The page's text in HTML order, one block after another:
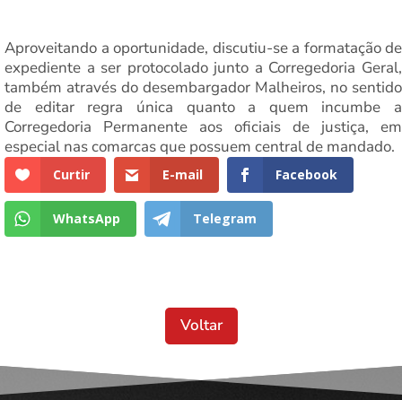
Aproveitando a oportunidade, discutiu-se a formatação de
expediente a ser protocolado junto a Corregedoria Geral,
também através do desembargador Malheiros, no sentido
de editar regra única quanto a quem incumbe a
Corregedoria Permanente aos oficiais de justiça, em
especial nas comarcas que possuem central de mandado.
Curtir E-mail Facebook
WhatsApp Telegram
Voltar